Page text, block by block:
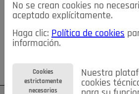
NOTICIAS SERVICIOS DE
TABLÓN DE ANUNCIOS MIS ANUNCIOS
NOSOTROS
Su cuenta Regístrese ¿Olvidó
No se crean cookies no
aceptado explícitamente.
Haga clic: Política de cookies
información.
Cookies
estrictamente
necesarias
Nuestra
cookies